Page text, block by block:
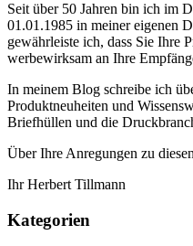
Seit über 50 Jahren bin ich im
01.01.1985 in meiner eigenen
gewährleiste ich, dass Sie Ihre
werbewirksam an Ihre
In meinem Blog schreibe ich
Produktneuheiten und
Briefhüllen und die
Über Ihre Anregungen zu
Ihr Herbert Tillmann
Kategorien